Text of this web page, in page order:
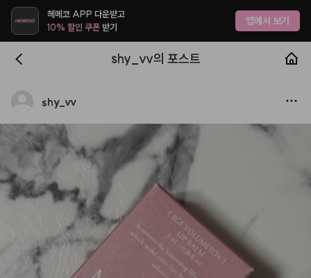
헤메코 APP 다운받고
10% 할인 쿠폰받기 앱에서 보기
shy_vv의 포스트
shy vv